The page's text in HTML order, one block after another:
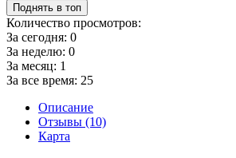
Поднять в топ
Количество просмотров:
За сегодня: 0
За неделю: 0
За месяц: 1
За все время: 25
Описание
Отзывы (10)
Карта